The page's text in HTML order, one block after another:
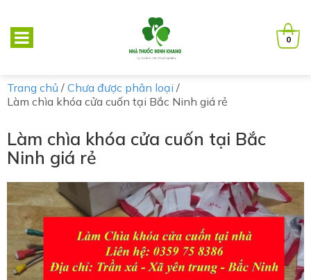
0
Trang chủ / Chưa được phân loại /
Làm chìa khóa cửa cuốn tại Bắc Ninh giá rẻ
Làm chìa khóa cửa cuốn tại Bắc
Ninh giá rẻ